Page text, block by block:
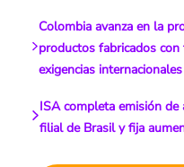
Colombia avanza en la
productos fabricados
exigencias internacionales
ISA completa emisión de
filial de Brasil y fija